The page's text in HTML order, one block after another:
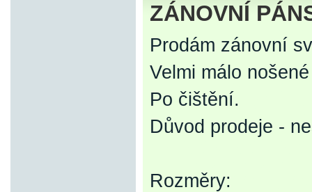
ZÁNOVNÍ
Prodám zánovní
Velmi málo nošené
Po čištění.
Důvod prodeje -
Rozměry: